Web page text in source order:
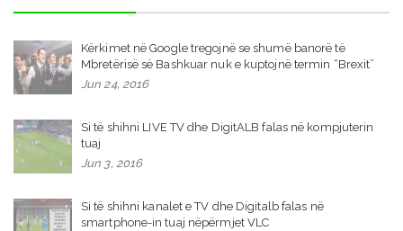
Kërkimet në Google tregojnë se shumë banorë të
Mbretërisë së Bashkuar nuk e kuptojnë termin “Brexit”
Jun 24, 2016
Si të shihni LIVE TV dhe DigitALB falas në kompjuterin
tuaj
Jun 3, 2016
Si të shihni kanalet e TV dhe Digitalb falas në
smartphone-in tuaj nëpërmjet VLC